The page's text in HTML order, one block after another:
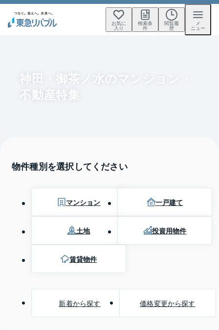
お気に
入り
検索条
件
閲覧履
歴
メ
ニュー
神田・御茶ノ水のマンション・
不動産特集
物件種別を選択してください
マンション 一戸建て
土地 投資用物件
賃貸物件
新着から探す 価格変更から探す